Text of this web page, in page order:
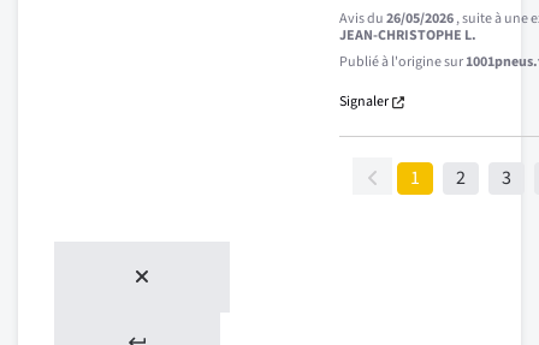
Avis du26/05/2026, suite à une
JEAN-CHRISTOPHE L.
Publié à l'origine sur
Signaler
1 2 3